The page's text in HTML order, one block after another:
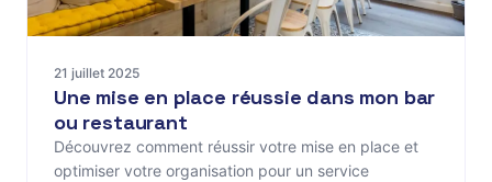
21 juillet 2025
Une mise en place réussie dans mon bar
ou restaurant
Découvrez comment réussir votre mise en place et
optimiser votre organisation pour un service